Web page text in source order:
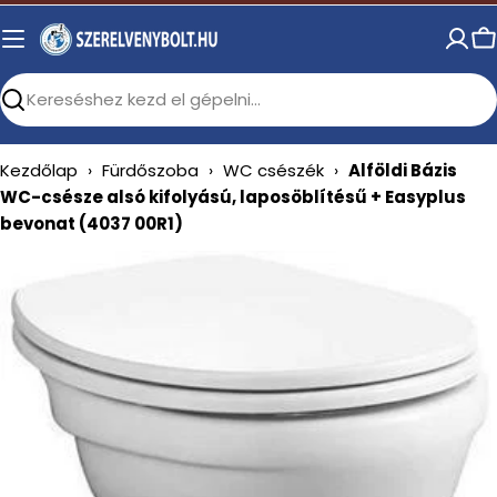
Skip
to
Search
Kezdőlap › Fürdőszoba › WC csészék › Alföldi Bázis
WC-csésze alsó kifolyású, laposöblítésű + Easyplus
bevonat (4037 00R1)